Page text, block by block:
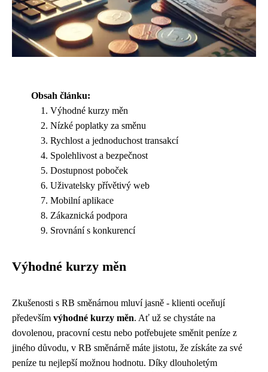
Obsah článku:
Výhodné kurzy měn
Nízké poplatky za směnu
Rychlost a jednoduchost transakcí
Spolehlivost a bezpečnost
Dostupnost poboček
Uživatelsky přívětivý web
Mobilní aplikace
Zákaznická podpora
Srovnání s konkurencí
Výhodné kurzy měn
Zkušenosti s RB směnárnou mluví jasně - klienti oceňují
především výhodné kurzy měn. Ať už se chystáte na
dovolenou, pracovní cestu nebo potřebujete směnit peníze z
jiného důvodu, v RB směnárně máte jistotu, že získáte za své
peníze tu nejlepší možnou hodnotu. Díky dlouholetým